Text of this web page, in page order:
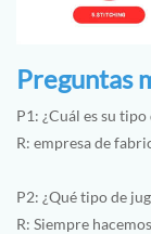
Preguntas
P1: ¿Cuál es su tipo
R: empresa de
P2: ¿Qué tipo de
R: Siempre